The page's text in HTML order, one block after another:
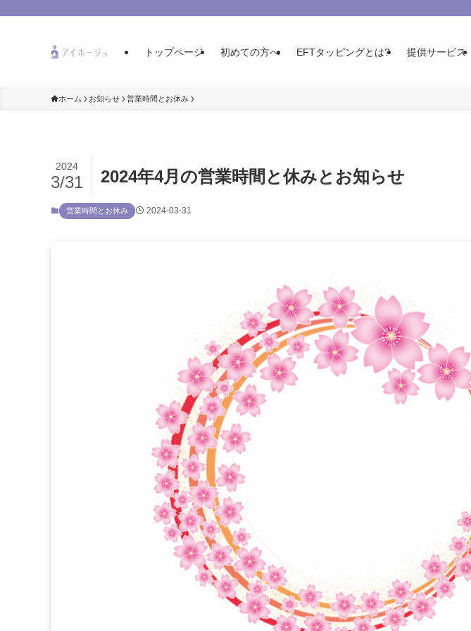
トップページ 初めての方へ EFTタッピングとは? 提供サービス
ホーム お知らせ 営業時間とお休み
2024年4月の営業時間と休みとお知らせ
2024
3/31
営業時間とお休み 2024-03-31